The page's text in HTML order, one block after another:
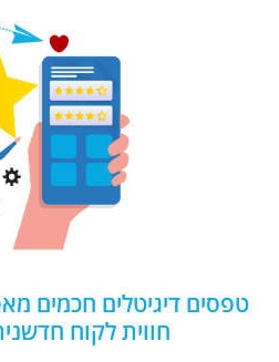
טפסים דיגיטלים חכמים
חווית לקוח